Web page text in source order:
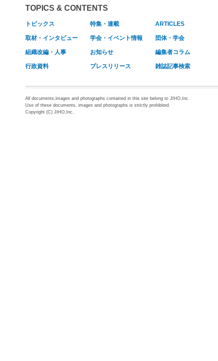
TOPICS & CONTENTS
トピックス 特集・連載 ARTICLES
取材・インタビュー 学会・イベント情報 団体・学会
組織改編・人事 お知らせ 編集者コラム
行政資料 プレスリリース 雑誌記事検索
All documents,images and photographs contained in this site belong to JIHO,Inc.
Use of these documents, images and photographs is strictly prohibited.
Copyright (C) JIHO,Inc.